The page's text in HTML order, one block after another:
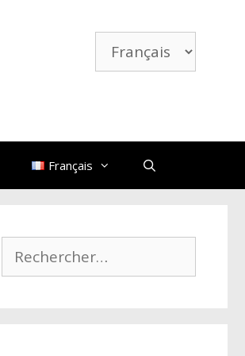
Choisir
une
Français
Rechercher :